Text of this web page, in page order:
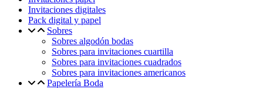
Invitaciones digitales
Pack digital y papel
Sobres
Sobres algodón bodas
Sobres para invitaciones cuartilla
Sobres para invitaciones cuadrados
Sobres para invitaciones americanos
Papelería Boda